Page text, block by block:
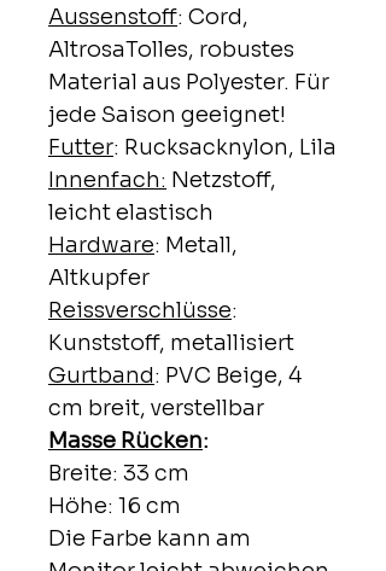
Aussenstoff: Cord,
AltrosaTolles, robustes
Material aus Polyester. Für
jede Saison geeignet!
Futter: Rucksacknylon, Lila
Innenfach: Netzstoff,
leicht elastisch
Hardware: Metall,
Altkupfer
Reissverschlüsse:
Kunststoff, metallisiert
Gurtband: PVC Beige, 4
cm breit, verstellbar
Masse Rücken:
Breite: 33 cm
Höhe: 16 cm
Die Farbe kann am